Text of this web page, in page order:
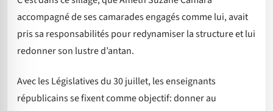
accompagné de ses camarades engagés comme lui, avait
pris sa responsabilités pour redynamiser la structure et lui
redonner son lustre d’antan.
Avec les Législatives du 30 juillet, les enseignants
républicains se fixent comme objectif: donner au